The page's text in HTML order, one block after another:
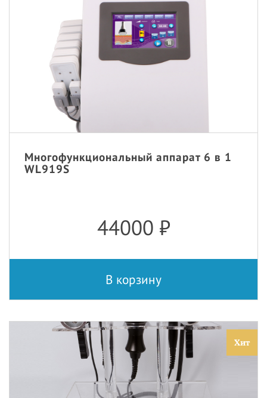
Многофункциональный аппарат 6 в 1
WL919S
44000 ₽
В корзину
Хит